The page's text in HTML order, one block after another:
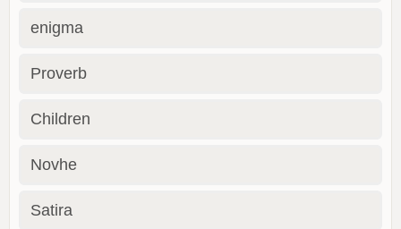
enigma
Proverb
Children
Novhe
Satira